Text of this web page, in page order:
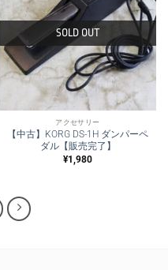
SOLD OUT
アクセサリー
【中古】KORG DS-1H ダンパーペ
ダル【販売完了】
¥1,980